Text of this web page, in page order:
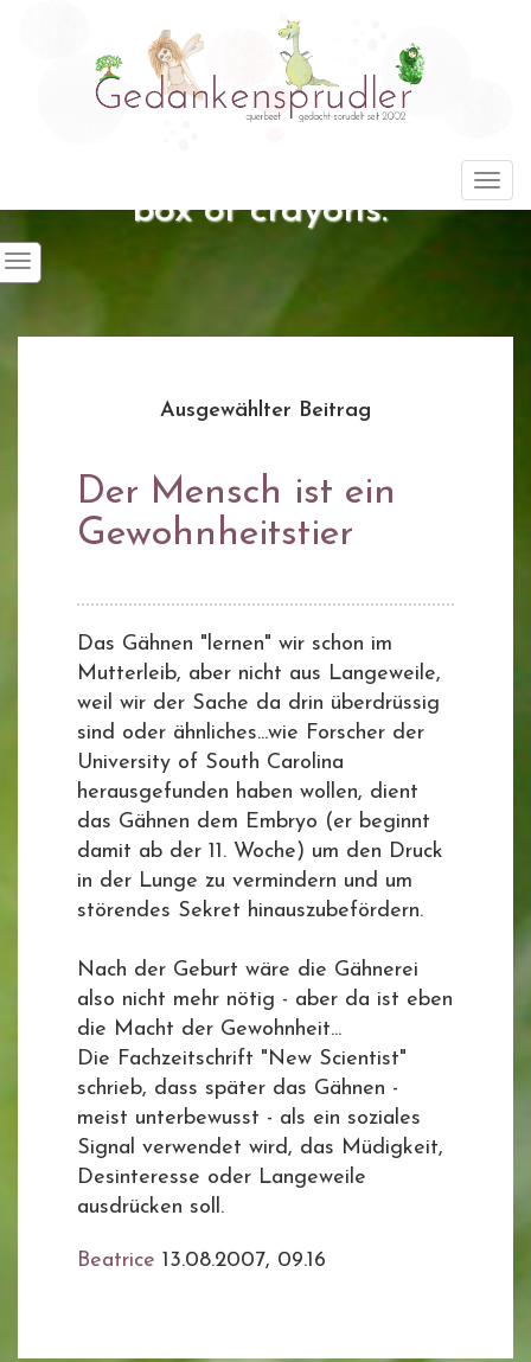
"Life is about using the whole
box of crayons."
Ausgewählter Beitrag
Der Mensch ist ein
Gewohnheitstier
Das Gähnen "lernen" wir schon im
Mutterleib, aber nicht aus Langeweile,
weil wir der Sache da drin überdrüssig
sind oder ähnliches...wie Forscher der
University of South Carolina
herausgefunden haben wollen, dient
das Gähnen dem Embryo (er beginnt
damit ab der 11. Woche) um den Druck
in der Lunge zu vermindern und um
störendes Sekret hinauszubefördern.
Nach der Geburt wäre die Gähnerei
also nicht mehr nötig - aber da ist eben
die Macht der Gewohnheit...
Die Fachzeitschrift "New Scientist"
schrieb, dass später das Gähnen -
meist unterbewusst - als ein soziales
Signal verwendet wird, das Müdigkeit,
Desinteresse oder Langeweile
ausdrücken soll.
Beatrice 13.08.2007, 09.16